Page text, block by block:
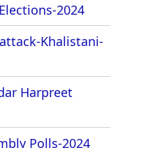
2024
Khalistani-
Harpreet
Polls-2024